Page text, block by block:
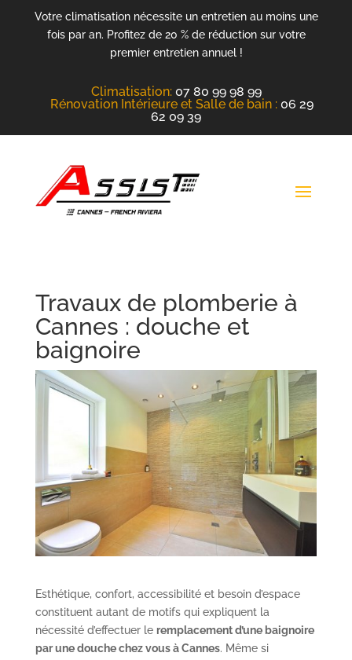
Votre climatisation nécessite un entretien au moins une
fois par an. Profitez de 20 % de réduction sur votre
premier entretien annuel !
Climatisation: 07 80 99 98 99
Rénovation Intérieure et Salle de bain : 06 29
62 09 39
Travaux de plomberie à
Cannes : douche et
baignoire
Esthétique, confort, accessibilité et besoin d’espace
constituent autant de motifs qui expliquent la
nécessité d’effectuer le remplacement d’une baignoire
par une douche chez vous à Cannes. Même si